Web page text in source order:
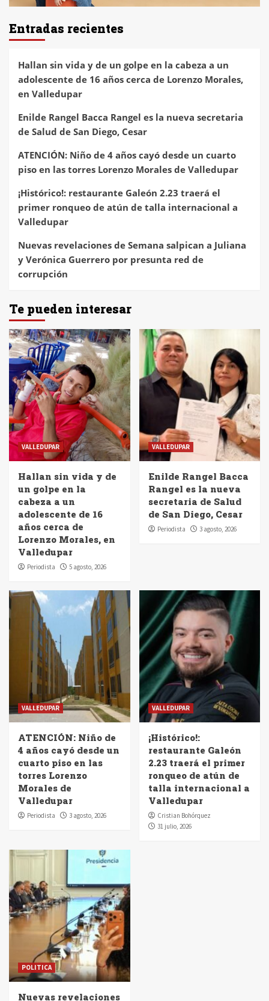
Entradas recientes
Hallan sin vida y de un golpe en la cabeza a un
adolescente de 16 años cerca de Lorenzo Morales,
en Valledupar
Enilde Rangel Bacca Rangel es la nueva secretaria
de Salud de San Diego, Cesar
ATENCIÓN: Niño de 4 años cayó desde un cuarto
piso en las torres Lorenzo Morales de Valledupar
¡Histórico!: restaurante Galeón 2.23 traerá el
primer ronqueo de atún de talla internacional a
Valledupar
Nuevas revelaciones de Semana salpican a Juliana
y Verónica Guerrero por presunta red de
corrupción
Te pueden interesar
VALLEDUPAR
Hallan sin vida y de
un golpe en la
cabeza a un
adolescente de 16
años cerca de
Lorenzo Morales, en
Valledupar
Periodista 5 agosto, 2026
VALLEDUPAR
Enilde Rangel Bacca
Rangel es la nueva
secretaria de Salud
de San Diego, Cesar
Periodista 3 agosto, 2026
VALLEDUPAR
ATENCIÓN: Niño de
4 años cayó desde un
cuarto piso en las
torres Lorenzo
Morales de
Valledupar
Periodista 3 agosto, 2026
VALLEDUPAR
¡Histórico!:
restaurante Galeón
2.23 traerá el primer
ronqueo de atún de
talla internacional a
Valledupar
Cristian Bohórquez
31 julio, 2026
POLITICA
Nuevas revelaciones